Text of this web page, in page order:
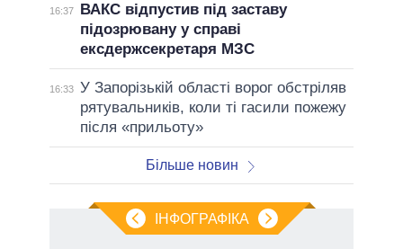
16:37
ВАКС відпустив під заставу
підозрювану у справі
ексдержсекретаря МЗС
16:33 У Запорізькій області ворог обстріляв
рятувальників, коли ті гасили пожежу
після «прильоту»
Більше новин
ІНФОГРАФІКА